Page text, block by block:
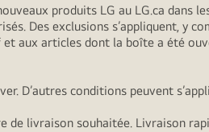
produits LG au LG.ca
Des exclusions s’appliquent, y
aux articles dont la boîte a été
D’autres conditions peuvent
de livraison souhaitée. Livraison